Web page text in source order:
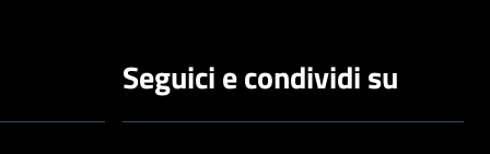
Seguici e condividi su